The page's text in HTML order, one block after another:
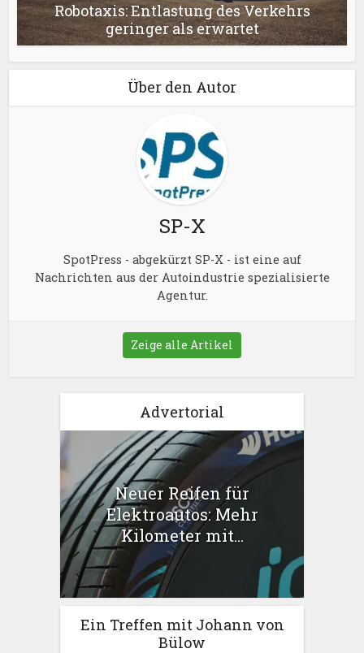
Robotaxis: Entlastung des Verkehrs
geringer als erwartet
Über den Autor
SP-X
SpotPress - abgekürzt SP-X - ist eine auf
Nachrichten aus der Autoindustrie spezialisierte
Agentur.
Zeige alle Artikel
Advertorial
Neuer Reifen für
Elektroautos: Mehr
Kilometer mit...
Ein Treffen mit Johann von
Bülow